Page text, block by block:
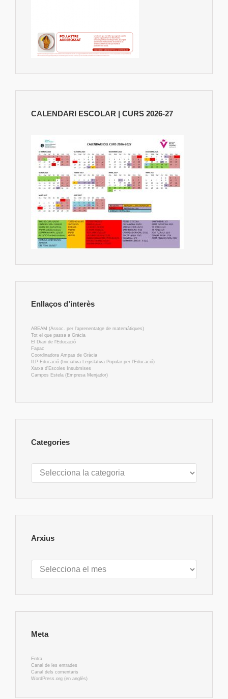
CALENDARI ESCOLAR | CURS 2026-27
Enllaços d’interès
ABEAM (Assoc. per l'aprenentatge de matemàtiques)
Tot el que passa a Gràcia
El Diari de l'Educació
Fapac
Coordinadora Ampas de Gràcia
ILP Educació (Iniciativa Legislativa Popular per l'Educació)
Xarxa d'Escoles Insubmises
Campos Estela (Empresa Menjador)
Categories
Categories
Arxius
Arxius
Meta
Entra
Canal de les entrades
Canal dels comentaris
WordPress.org (en anglès)